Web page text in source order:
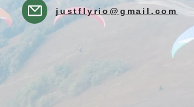
justflyrio@gmail.com